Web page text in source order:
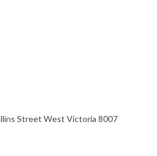
Street West Victoria 8007